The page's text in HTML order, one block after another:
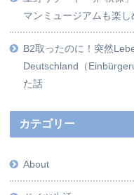
マンミュージアムも楽
B2取ったのに！突然
Deutschland（
た話
カテゴリー
About